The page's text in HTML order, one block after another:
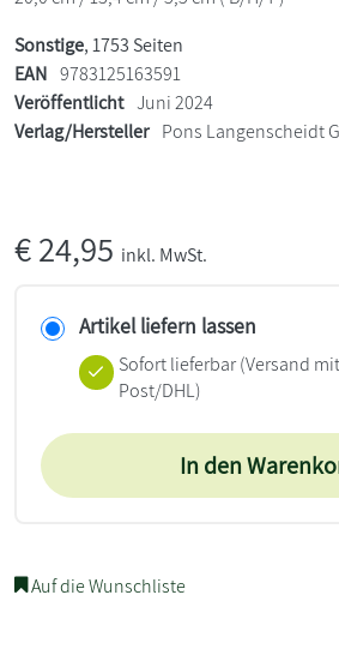
Sonstige, 1753 Seiten
EAN 9783125163591
Veröffentlicht Juni 2024
Verlag/Hersteller Pons Langenscheidt
€24,95 inkl. MwSt.
Artikel liefern lassen
Sofort lieferbar(Versand
Post/DHL)
In den
Auf die Wunschliste